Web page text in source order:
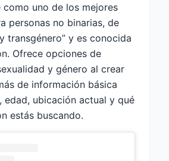
como uno de los mejores
personas no binarias, de
transgénero” y es conocida
Ofrece opciones de
y género al crear
de información básica
edad, ubicación actual y qué
estás buscando.